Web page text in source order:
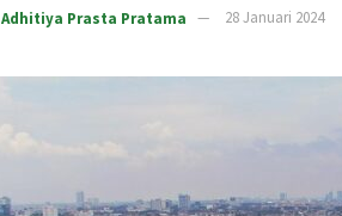
Adhitiya Prasta Pratama 28 Januari 2024